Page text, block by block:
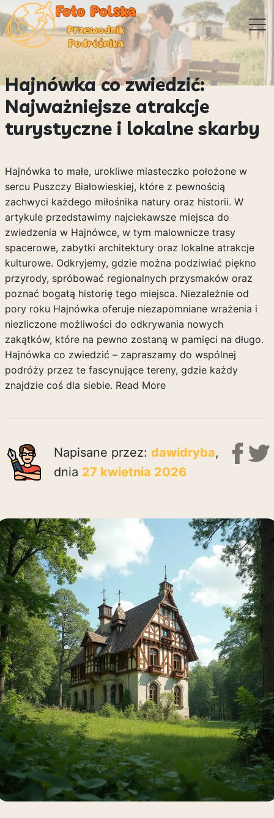
Hajnówka co zwiedzić:
Najważniejsze atrakcje
turystyczne i lokalne skarby
Hajnówka to małe, urokliwe miasteczko położone w
sercu Puszczy Białowieskiej, które z pewnością
zachwyci każdego miłośnika natury oraz historii. W
artykule przedstawimy najciekawsze miejsca do
zwiedzenia w Hajnówce, w tym malownicze trasy
spacerowe, zabytki architektury oraz lokalne atrakcje
kulturowe. Odkryjemy, gdzie można podziwiać piękno
przyrody, spróbować regionalnych przysmaków oraz
poznać bogatą historię tego miejsca. Niezależnie od
pory roku Hajnówka oferuje niezapomniane wrażenia i
niezliczone możliwości do odkrywania nowych
zakątków, które na pewno zostaną w pamięci na długo.
Hajnówka co zwiedzić – zapraszamy do wspólnej
podróży przez te fascynujące tereny, gdzie każdy
znajdzie coś dla siebie. Read More
Napisane przez: dawidryba,
dnia 27 kwietnia 2026